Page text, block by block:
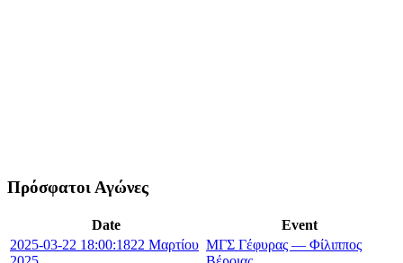
Πρόσφατοι Αγώνες
Date
Event
2025-03-22 18:00:1822 Μαρτίου ΜΓΣ Γέφυρας — Φίλιππος